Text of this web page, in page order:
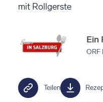
mit Rollgerste
Ein
ORF
Teilen